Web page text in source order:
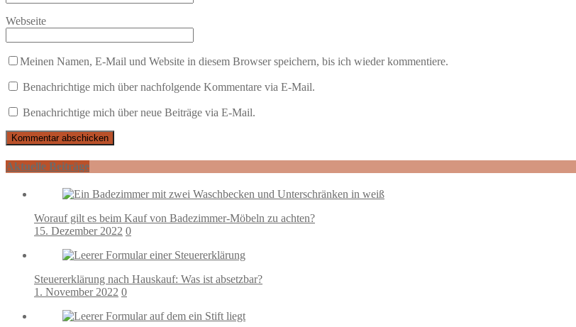
Webseite
Meinen Namen, E-Mail und Website in diesem Browser speichern, bis ich wieder kommentiere.
Benachrichtige mich über nachfolgende Kommentare via E-Mail.
Benachrichtige mich über neue Beiträge via E-Mail.
Aktuelle Beiträge
Worauf gilt es beim Kauf von Badezimmer-Möbeln zu achten?
15. Dezember 2022 0
Steuererklärung nach Hauskauf: Was ist absetzbar?
1. November 2022 0